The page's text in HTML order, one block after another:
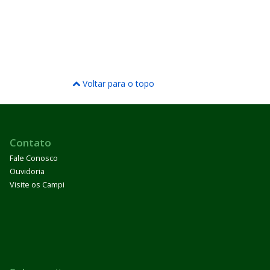
Voltar para o topo
Contato
Fale Conosco
Ouvidoria
Visite os Campi